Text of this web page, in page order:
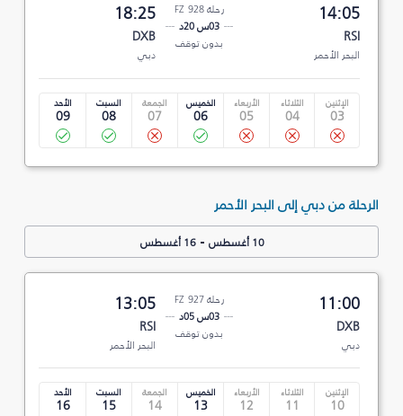
14:05
RSI
البحر الأحمر
رحلة FZ 928
03س 20د
بدون توقف
18:25
DXB
دبي
الإثنين
03
الثلاثاء
04
الأربعاء
05
الخميس
06
الجمعة
07
السبت
08
الأحد
09
الرحلة من دبي إلى البحر الأحمر
10 أغسطس -16 أغسطس
11:00
DXB
دبي
رحلة FZ 927
03س 05د
بدون توقف
13:05
RSI
البحر الأحمر
الإثنين
10
الثلاثاء
11
الأربعاء
12
الخميس
13
الجمعة
14
السبت
15
الأحد
16